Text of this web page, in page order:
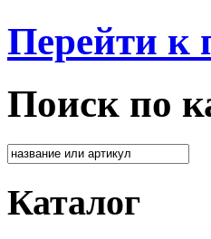
Перейти к
Поиск по
Каталог